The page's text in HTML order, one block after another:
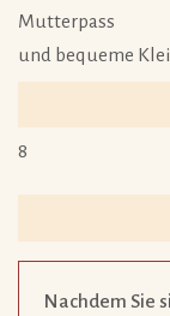
Mutterpass
und bequeme
8
Nachdem Sie